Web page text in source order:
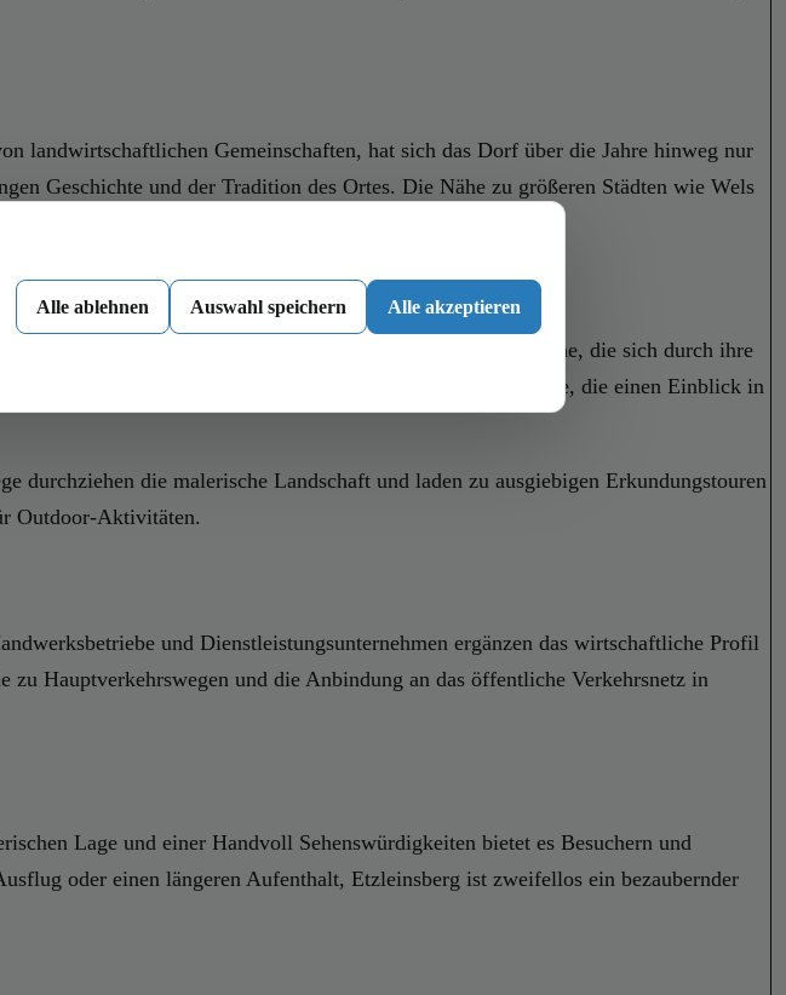
landwirtschaftlichen Gemeinschaften, hat sich das Dorf über die Jahre hinweg nur
Geschichte und der Tradition des Ortes. Die Nähe zu größeren Städten wie Wels
den Kern des Dorfs zu verändern.
Eine besondere Erwähnung verdient die örtliche Pfarrkirche, die sich durch ihre
und traditionelle Gebäude sind ebenfalls Anziehungspunkte, die einen Einblick in
die malerische Landschaft und laden zu ausgiebigen Erkundungstouren
Outdoor-Aktivitäten.
und Dienstleistungsunternehmen ergänzen das wirtschaftliche Profil
zu Hauptverkehrswegen und die Anbindung an das öffentliche Verkehrsnetz in
Lage und einer Handvoll Sehenswürdigkeiten bietet es Besuchern und
oder einen längeren Aufenthalt, Etzleinsberg ist zweifellos ein bezaubernder
Alle ablehnen Auswahl speichern Alle akzeptieren